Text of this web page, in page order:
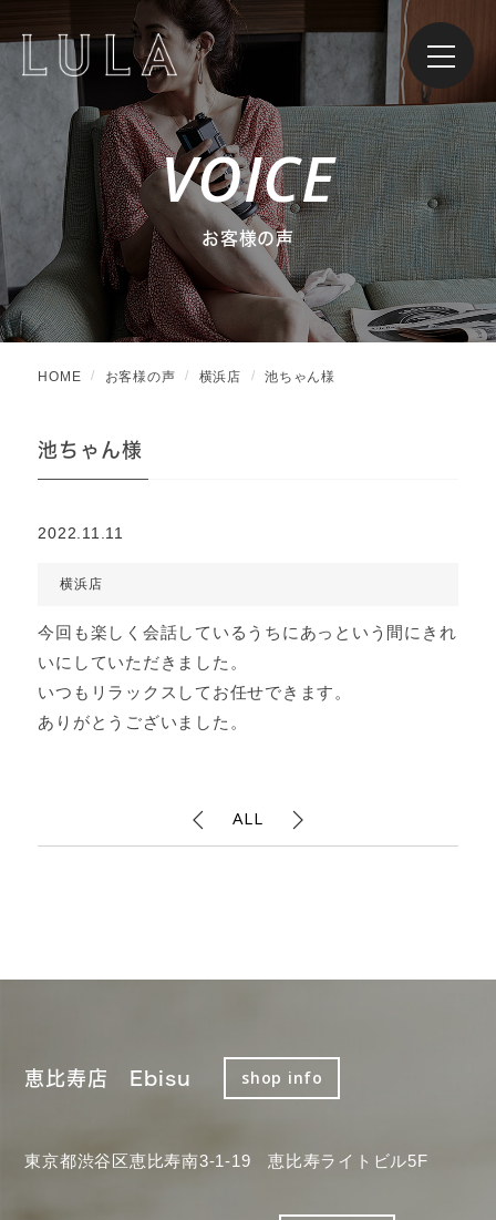
VOICE
お客様の声
HOME お客様の声 横浜店 池ちゃん様
池ちゃん様
2022.11.11
横浜店
今回も楽しく会話しているうちにあっという間にきれ
いにしていただきました。
いつもリラックスしてお任せできます。
ありがとうございました。
ALL
恵比寿店 Ebisu shop info
東京都渋谷区恵比寿南3-1-19 恵比寿ライトビル5F